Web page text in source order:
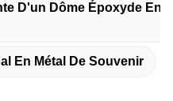
D'un Dôme Époxyde En
En Métal De Souvenir